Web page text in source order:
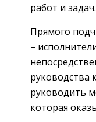
работ и задач.
Прямого
–
руководства
руководить
которая